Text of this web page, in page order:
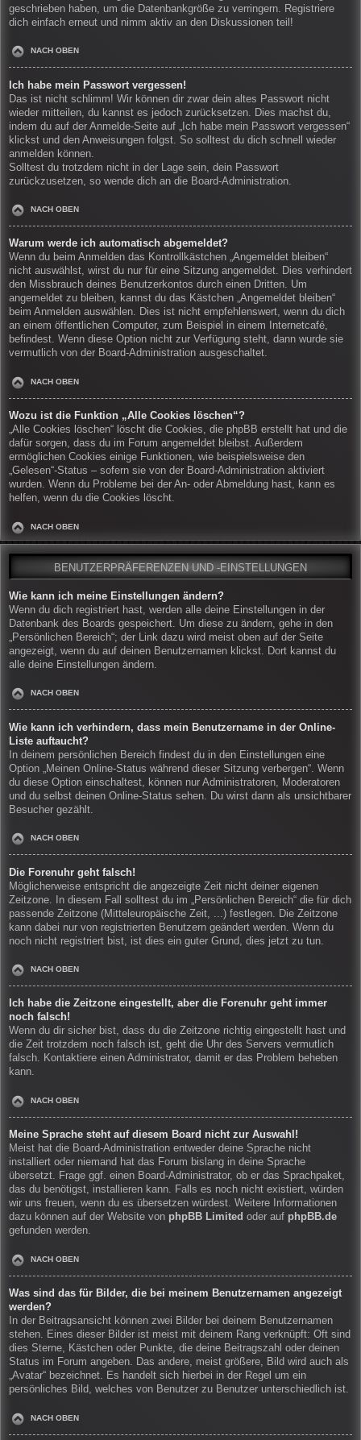
geschrieben haben, um die Datenbankgröße zu verringern. Registriere
dich einfach erneut und nimm aktiv an den Diskussionen teil!
NACH OBEN
Ich habe mein Passwort vergessen!
Das ist nicht schlimm! Wir können dir zwar dein altes Passwort nicht
wieder mitteilen, du kannst es jedoch zurücksetzen. Dies machst du,
indem du auf der Anmelde-Seite auf „Ich habe mein Passwort vergessen“
klickst und den Anweisungen folgst. So solltest du dich schnell wieder
anmelden können.
Solltest du trotzdem nicht in der Lage sein, dein Passwort
zurückzusetzen, so wende dich an die Board-Administration.
NACH OBEN
Warum werde ich automatisch abgemeldet?
Wenn du beim Anmelden das Kontrollkästchen „Angemeldet bleiben“
nicht auswählst, wirst du nur für eine Sitzung angemeldet. Dies verhindert
den Missbrauch deines Benutzerkontos durch einen Dritten. Um
angemeldet zu bleiben, kannst du das Kästchen „Angemeldet bleiben“
beim Anmelden auswählen. Dies ist nicht empfehlenswert, wenn du dich
an einem öffentlichen Computer, zum Beispiel in einem Internetcafé,
befindest. Wenn diese Option nicht zur Verfügung steht, dann wurde sie
vermutlich von der Board-Administration ausgeschaltet.
NACH OBEN
Wozu ist die Funktion „Alle Cookies löschen“?
„Alle Cookies löschen“ löscht die Cookies, die phpBB erstellt hat und die
dafür sorgen, dass du im Forum angemeldet bleibst. Außerdem
ermöglichen Cookies einige Funktionen, wie beispielsweise den
„Gelesen“-Status – sofern sie von der Board-Administration aktiviert
wurden. Wenn du Probleme bei der An- oder Abmeldung hast, kann es
helfen, wenn du die Cookies löscht.
NACH OBEN
BENUTZERPRÄFERENZEN UND -EINSTELLUNGEN
Wie kann ich meine Einstellungen ändern?
Wenn du dich registriert hast, werden alle deine Einstellungen in der
Datenbank des Boards gespeichert. Um diese zu ändern, gehe in den
„Persönlichen Bereich“; der Link dazu wird meist oben auf der Seite
angezeigt, wenn du auf deinen Benutzernamen klickst. Dort kannst du
alle deine Einstellungen ändern.
NACH OBEN
Wie kann ich verhindern, dass mein Benutzername in der Online-
Liste auftaucht?
In deinem persönlichen Bereich findest du in den Einstellungen eine
Option „Meinen Online-Status während dieser Sitzung verbergen“. Wenn
du diese Option einschaltest, können nur Administratoren, Moderatoren
und du selbst deinen Online-Status sehen. Du wirst dann als unsichtbarer
Besucher gezählt.
NACH OBEN
Die Forenuhr geht falsch!
Möglicherweise entspricht die angezeigte Zeit nicht deiner eigenen
Zeitzone. In diesem Fall solltest du im „Persönlichen Bereich“ die für dich
passende Zeitzone (Mitteleuropäische Zeit, ...) festlegen. Die Zeitzone
kann dabei nur von registrierten Benutzern geändert werden. Wenn du
noch nicht registriert bist, ist dies ein guter Grund, dies jetzt zu tun.
NACH OBEN
Ich habe die Zeitzone eingestellt, aber die Forenuhr geht immer
noch falsch!
Wenn du dir sicher bist, dass du die Zeitzone richtig eingestellt hast und
die Zeit trotzdem noch falsch ist, geht die Uhr des Servers vermutlich
falsch. Kontaktiere einen Administrator, damit er das Problem beheben
kann.
NACH OBEN
Meine Sprache steht auf diesem Board nicht zur Auswahl!
Meist hat die Board-Administration entweder deine Sprache nicht
installiert oder niemand hat das Forum bislang in deine Sprache
übersetzt. Frage ggf. einen Board-Administrator, ob er das Sprachpaket,
das du benötigst, installieren kann. Falls es noch nicht existiert, würden
wir uns freuen, wenn du es übersetzen würdest. Weitere Informationen
dazu können auf der Website von phpBB Limited oder auf phpBB.de
gefunden werden.
NACH OBEN
Was sind das für Bilder, die bei meinem Benutzernamen angezeigt
werden?
In der Beitragsansicht können zwei Bilder bei deinem Benutzernamen
stehen. Eines dieser Bilder ist meist mit deinem Rang verknüpft: Oft sind
dies Sterne, Kästchen oder Punkte, die deine Beitragszahl oder deinen
Status im Forum angeben. Das andere, meist größere, Bild wird auch als
„Avatar“ bezeichnet. Es handelt sich hierbei in der Regel um ein
persönliches Bild, welches von Benutzer zu Benutzer unterschiedlich ist.
NACH OBEN